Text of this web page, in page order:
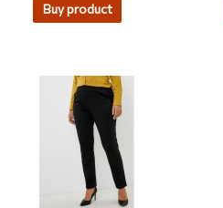
Buy product